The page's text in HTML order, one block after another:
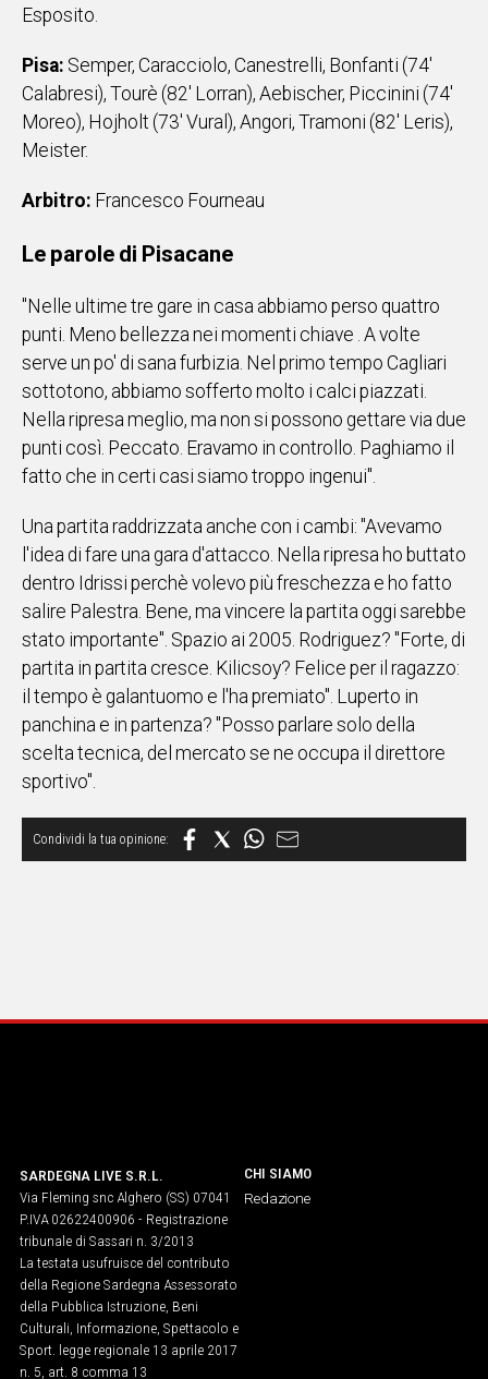
Esposito.
Pisa: Semper, Caracciolo, Canestrelli, Bonfanti (74'
Calabresi), Tourè (82' Lorran), Aebischer, Piccinini (74'
Moreo), Hojholt (73' Vural), Angori, Tramoni (82' Leris),
Meister.
Arbitro: Francesco Fourneau
Le parole di Pisacane
"Nelle ultime tre gare in casa abbiamo perso quattro
punti. Meno bellezza nei momenti chiave . A volte
serve un po' di sana furbizia. Nel primo tempo Cagliari
sottotono, abbiamo sofferto molto i calci piazzati.
Nella ripresa meglio, ma non si possono gettare via due
punti così. Peccato. Eravamo in controllo. Paghiamo il
fatto che in certi casi siamo troppo ingenui".
Una partita raddrizzata anche con i cambi: "Avevamo
l'idea di fare una gara d'attacco. Nella ripresa ho buttato
dentro Idrissi perchè volevo più freschezza e ho fatto
salire Palestra. Bene, ma vincere la partita oggi sarebbe
stato importante". Spazio ai 2005. Rodriguez? "Forte, di
partita in partita cresce. Kilicsoy? Felice per il ragazzo:
il tempo è galantuomo e l'ha premiato". Luperto in
panchina e in partenza? "Posso parlare solo della
scelta tecnica, del mercato se ne occupa il direttore
sportivo".
SARDEGNA LIVE S.R.L.
Via Fleming snc Alghero (SS) 07041
P.IVA 02622400906 - Registrazione
tribunale di Sassari n. 3/2013
La testata usufruisce del contributo
della Regione Sardegna Assessorato
della Pubblica Istruzione, Beni
Culturali, Informazione, Spettacolo e
Sport. legge regionale 13 aprile 2017
n. 5, art. 8 comma 13
CHI SIAMO
Redazione